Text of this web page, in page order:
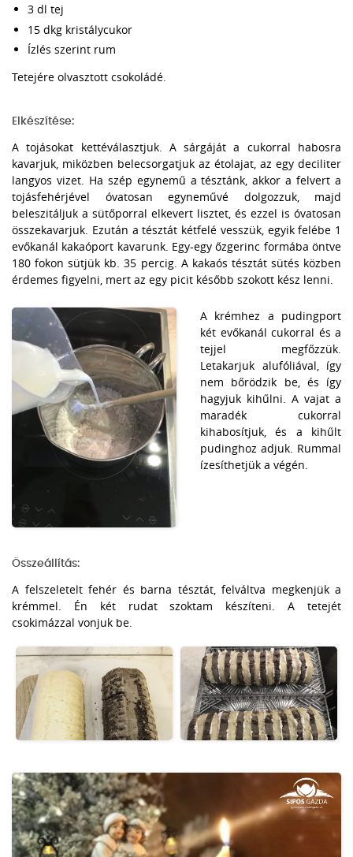
3 dl tej
15 dkg kristálycukor
Ízlés szerint rum
Tetejére olvasztott csokoládé.
Elkészítése:
A tojásokat kettéválasztjuk. A sárgáját a cukorral habosra
kavarjuk, miközben belecsorgatjuk az étolajat, az egy deciliter
langyos vizet. Ha szép egynemű a tésztánk, akkor a felvert a
tojásfehérjével óvatosan egyneművé dolgozzuk, majd
beleszitáljuk a sütőporral elkevert lisztet, és ezzel is óvatosan
összekavarjuk. Ezután a tésztát kétfelé vesszük, egyik felébe 1
evőkanál kakaóport kavarunk. Egy-egy őzgerinc formába öntve
180 fokon sütjük kb. 35 percig. A kakaós tésztát sütés közben
érdemes figyelni, mert az egy picit később szokott kész lenni.
A krémhez a pudingport
két evőkanál cukorral és a
tejjel megfőzzük.
Letakarjuk alufóliával, így
nem bőrödzik be, és így
hagyjuk kihűlni. A vajat a
maradék cukorral
kihabosítjuk, és a kihűlt
pudinghoz adjuk. Rummal
ízesíthetjük a végén.
Összeállítás:
A felszeletelt fehér és barna tésztát, felváltva megkenjük a
krémmel. Én két rudat szoktam készíteni. A tetejét
csokimázzal vonjuk be.